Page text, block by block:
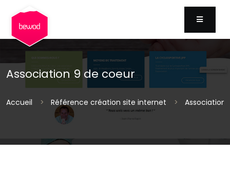
MENU
Association 9 de coeur
Accueil Référence création site internet Association